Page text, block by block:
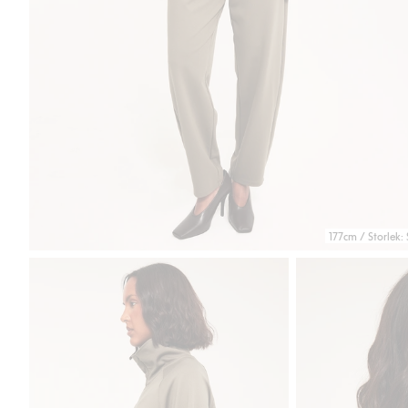
177cm / Storlek: